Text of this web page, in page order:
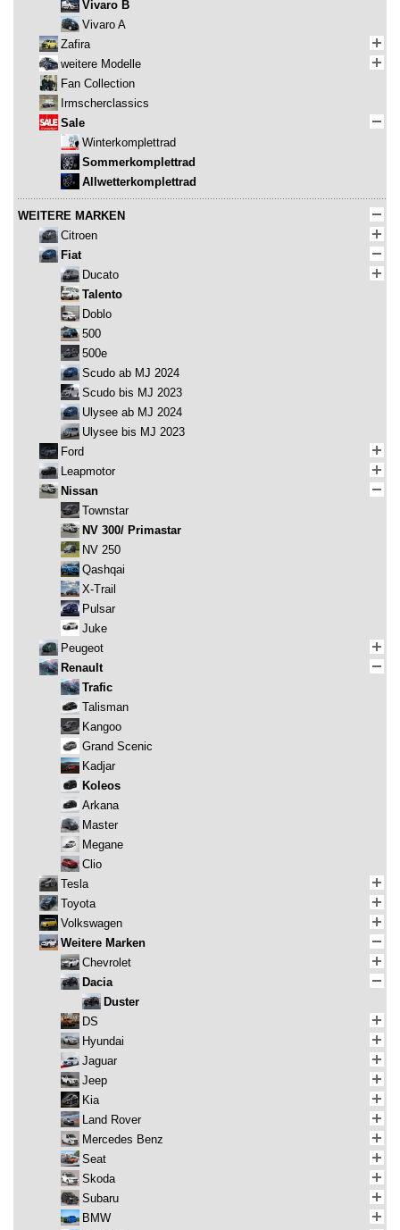
Vivaro B
Vivaro A
Zafira
weitere Modelle
Fan Collection
Irmscherclassics
Sale
Winterkomplettrad
Sommerkomplettrad
Allwetterkomplettrad
WEITERE MARKEN
Citroen
Fiat
Ducato
Talento
Doblo
500
500e
Scudo ab MJ 2024
Scudo bis MJ 2023
Ulysee ab MJ 2024
Ulysee bis MJ 2023
Ford
Leapmotor
Nissan
Townstar
NV 300/ Primastar
NV 250
Qashqai
X-Trail
Pulsar
Juke
Peugeot
Renault
Trafic
Talisman
Kangoo
Grand Scenic
Kadjar
Koleos
Arkana
Master
Megane
Clio
Tesla
Toyota
Volkswagen
Weitere Marken
Chevrolet
Dacia
Duster
DS
Hyundai
Jaguar
Jeep
Kia
Land Rover
Mercedes Benz
Seat
Skoda
Subaru
BMW